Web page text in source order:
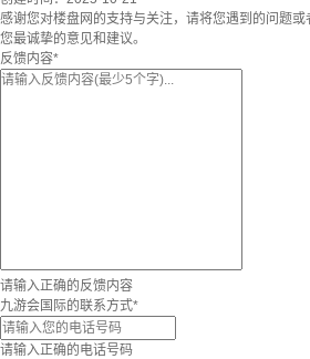
感谢您对楼盘网的支持与关注，请将您遇到的问题
您最诚挚的意见和建议。
反馈内容*
请输入正确的反馈内容
九游会国际的联系方式*
请输入正确的电话号码